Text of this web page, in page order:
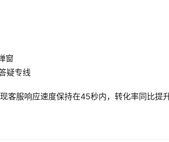
窗
疑专线
客服响应速度保持在45秒内，转化率同比提